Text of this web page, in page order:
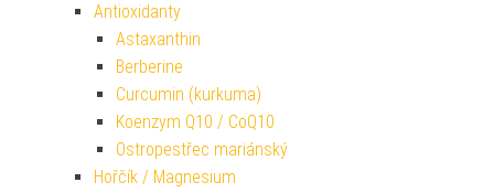
Antioxidanty
Astaxanthin
Berberine
Curcumin (kurkuma)
Koenzym Q10 / CoQ10
Ostropestřec mariánský
Hořčík / Magnesium